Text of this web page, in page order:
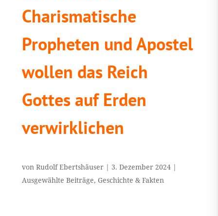
Charismatische
Propheten und Apostel
wollen das Reich
Gottes auf Erden
verwirklichen
von Rudolf Ebertshäuser| 3. Dezember 2024|
Ausgewählte Beiträge, Geschichte & Fakten